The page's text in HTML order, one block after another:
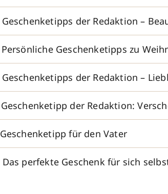
Geschenketipps der Redaktion –
Persönliche Geschenketipps zu
Geschenketipps der Redaktion –
Geschenketipp der Redaktion:
Geschenketipp für den Vater
Das perfekte Geschenk für sich